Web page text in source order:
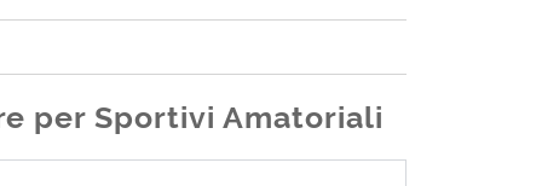
per Sportivi Amatoriali